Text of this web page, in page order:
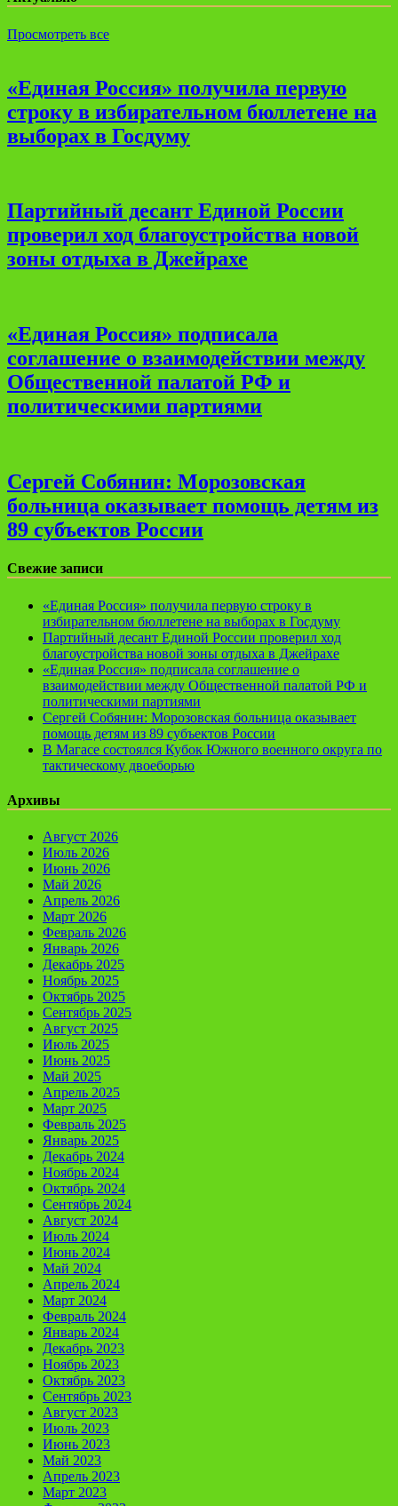
Просмотреть все
«Единая Россия» получила первую
строку в избирательном бюллетене на
выборах в Госдуму
Партийный десант Единой России
проверил ход благоустройства новой
зоны отдыха в Джейрахе
«Единая Россия» подписала
соглашение о взаимодействии между
Общественной палатой РФ и
политическими партиями
Сергей Собянин: Морозовская
больница оказывает помощь детям из
89 субъектов России
Свежие записи
«Единая Россия» получила первую строку в
избирательном бюллетене на выборах в Госдуму
Партийный десант Единой России проверил ход
благоустройства новой зоны отдыха в Джейрахе
«Единая Россия» подписала соглашение о
взаимодействии между Общественной палатой РФ и
политическими партиями
Сергей Собянин: Морозовская больница оказывает
помощь детям из 89 субъектов России
В Магасе состоялся Кубок Южного военного округа по
тактическому двоеборью
Архивы
Август 2026
Июль 2026
Июнь 2026
Май 2026
Апрель 2026
Март 2026
Февраль 2026
Январь 2026
Декабрь 2025
Ноябрь 2025
Октябрь 2025
Сентябрь 2025
Август 2025
Июль 2025
Июнь 2025
Май 2025
Апрель 2025
Март 2025
Февраль 2025
Январь 2025
Декабрь 2024
Ноябрь 2024
Октябрь 2024
Сентябрь 2024
Август 2024
Июль 2024
Июнь 2024
Май 2024
Апрель 2024
Март 2024
Февраль 2024
Январь 2024
Декабрь 2023
Ноябрь 2023
Октябрь 2023
Сентябрь 2023
Август 2023
Июль 2023
Июнь 2023
Май 2023
Апрель 2023
Март 2023